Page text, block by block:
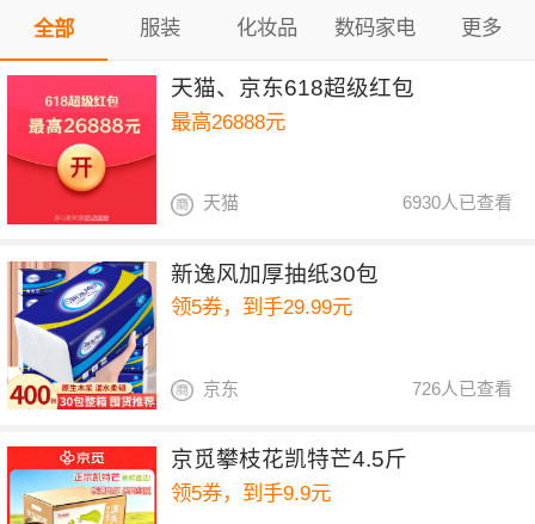
全部 服装 化妆品 数码家电 更多
天猫、京东618超级红包
最高26888元
6930人已查看
天猫
新逸风加厚抽纸30包
领5券，到手29.99元
726人已查看
京东
京觅攀枝花凯特芒4.5斤
领5券，到手9.9元